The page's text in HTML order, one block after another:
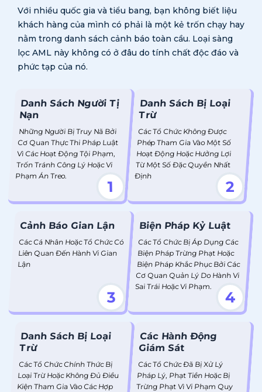
Với nhiều quốc gia và tiểu bang, bạn không biết liệu
khách hàng của mình có phải là một kẻ trốn chạy hay
nằm trong danh sách cảnh báo toàn cầu. Loại sàng
lọc AML này không có ở đâu do tính chất độc đáo và
phức tạp của nó.
Danh Sách Người Tị
Nạn
Những Người Bị Truy Nã Bởi
Cơ Quan Thực Thi Pháp Luật
Vì Các Hoạt Động Tội Phạm,
Trốn Tránh Công Lý Hoặc Vi
Phạm Án Treo.
1
Danh Sách Bị Loại
Trừ
Các Tổ Chức Không Được
Phép Tham Gia Vào Một Số
Hoạt Động Hoặc Hưởng Lợi
Từ Một Số Đặc Quyền Nhất
Định
2
Cảnh Báo Gian Lận
Các Cá Nhân Hoặc Tổ Chức Có
Liên Quan Đến Hành Vi Gian
Lận
3
Biện Pháp Kỷ Luật
Các Tổ Chức Bị Áp Dụng Các
Biện Pháp Trừng Phạt Hoặc
Biện Pháp Khắc Phục Bởi Các
Cơ Quan Quản Lý Do Hành Vi
Sai Trái Hoặc Vi Phạm.
4
Danh Sách Bị Loại
Trừ
Các Tổ Chức Chính Thức Bị
Loại Trừ Hoặc Không Đủ Điều
Kiện Tham Gia Vào Các Hợp
Các Hành Động
Giám Sát
Các Tổ Chức Đã Bị Xử Lý
Pháp Lý, Phạt Tiền Hoặc Bị
Trừng Phạt Vì Vi Phạm Quy